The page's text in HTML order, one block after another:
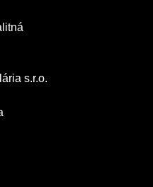
s.r.o.